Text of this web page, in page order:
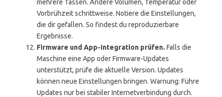
mehrere Tassen. Ändere Volumen, Temperatur oder
Vorbrühzeit schrittweise. Notiere die Einstellungen,
die dir gefallen. So findest du reproduzierbare
Ergebnisse.
Firmware und App-Integration prüfen. Falls die
Maschine eine App oder Firmware-Updates
unterstützt, prüfe die aktuelle Version. Updates
können neue Einstellungen bringen. Warnung: Führe
Updates nur bei stabiler Internetverbindung durch.